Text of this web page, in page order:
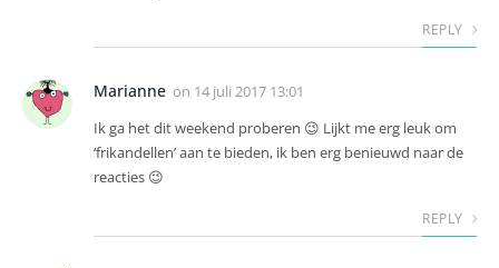
REPLY
Marianne on 14 juli 2017 13:01
Ik ga het dit weekend proberen 😉 Lijkt me erg leuk om
‘frikandellen’ aan te bieden, ik ben erg benieuwd naar de
reacties 😉
REPLY